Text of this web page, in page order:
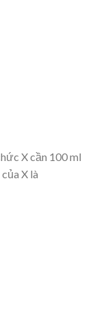
X cần 100 ml
X là